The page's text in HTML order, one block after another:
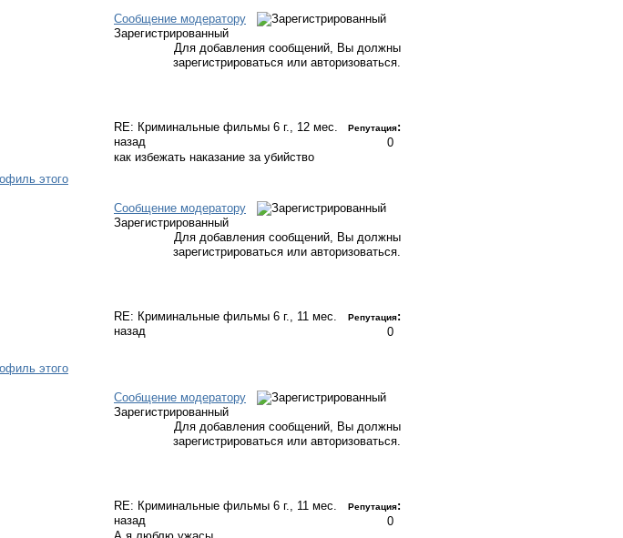
Сообщение модератору
Зарегистрированный
Для добавления сообщений, Вы должны
зарегистрироваться или авторизоваться.
RE: Криминальные фильмы 6 г., 12 мес.
назад
Репутация:
0
как избежать наказание за убийство
Сообщение модератору
Зарегистрированный
Для добавления сообщений, Вы должны
зарегистрироваться или авторизоваться.
RE: Криминальные фильмы 6 г., 11 мес.
назад
Репутация:
0
Сообщение модератору
Зарегистрированный
Для добавления сообщений, Вы должны
зарегистрироваться или авторизоваться.
RE: Криминальные фильмы 6 г., 11 мес.
назад
Репутация:
0